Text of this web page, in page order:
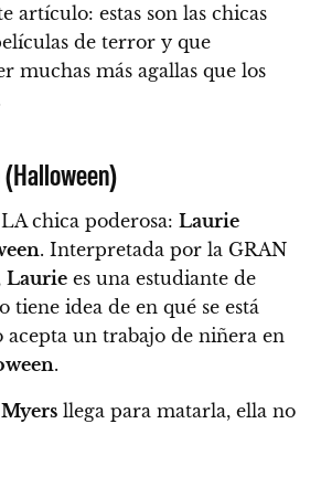
artículo: estas son las chicas
de terror y que
muchas más agallas que los
chica poderosa: Laurie
. Interpretada por la GRAN
Laurie es una estudiante de
tiene idea de en qué se está
un trabajo de niñera en
.
llega para matarla, ella no